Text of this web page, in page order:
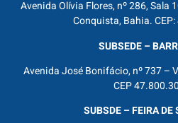
Avenida Olívia Flores, nº 286, Sala
Conquista, Bahia.
SUBSEDE –
Avenida José Bonifácio, nº 737 –
CEP
SUBSDE – FEIRA DE